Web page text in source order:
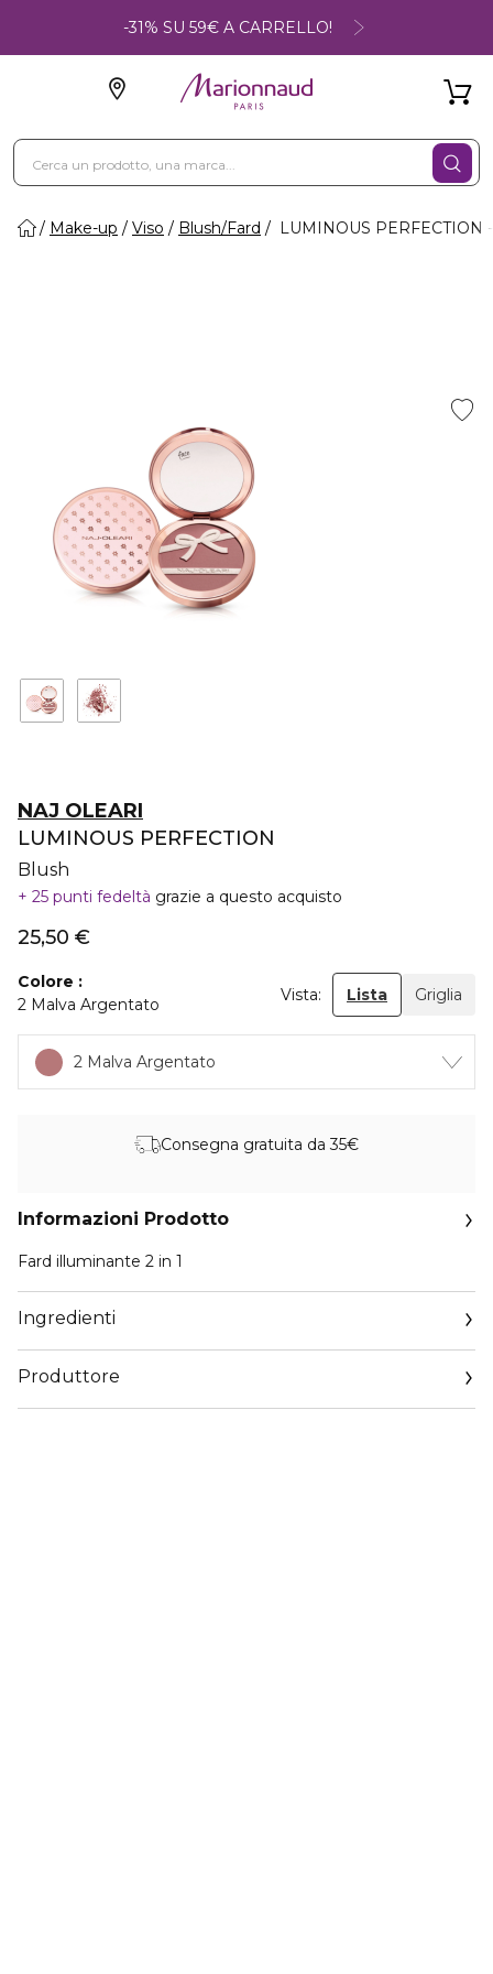
-31% SU 59€ A CARRELLO!
Make-up Viso Blush/Fard LUMINOUS PERFECTION
NAJ OLEARI
LUMINOUS PERFECTION
Blush
25 punti fedeltà grazie a questo acquisto
25,50 €
Colore
2 Malva Argentato
Vista: Lista Griglia
2 Malva Argentato
Consegna gratuita da 35€
Informazioni Prodotto
Fard illuminante 2 in 1
Ingredienti
Produttore